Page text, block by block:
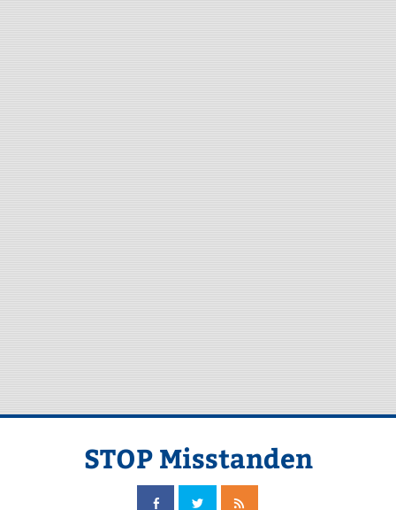
Doorgaan
STOP Misstanden